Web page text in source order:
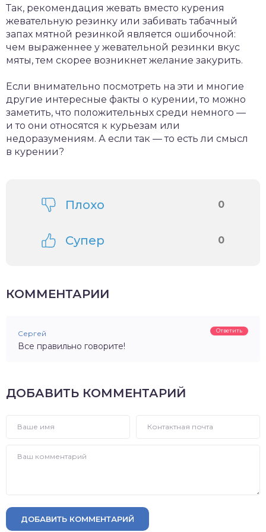
Так, рекомендация жевать вместо курения
жевательную резинку или забивать табачный
запах мятной резинкой является ошибочной:
чем выраженнее у жевательной резинки вкус
мяты, тем скорее возникнет желание закурить.
Если внимательно посмотреть на эти и многие
другие интересные факты о курении, то можно
заметить, что положительных среди немного —
и то они относятся к курьезам или
недоразумениям. А если так — то есть ли смысл
в курении?
Плохо 0
Супер 0
КОММЕНТАРИИ
Сергей Ответить
Все правильно говорите!
ДОБАВИТЬ КОММЕНТАРИЙ
ДОБАВИТЬ КОММЕНТАРИЙ